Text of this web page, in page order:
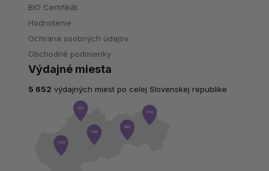
BIO Certifikát
Hodnotenie
Ochrana osobných údajov
Obchodné podmienky
Výdajné miesta
5 652 výdajných miest po celej Slovenskej republike